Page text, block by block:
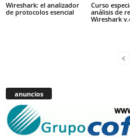
Wireshark: el analizador
de protocolos esencial
Curso
análisis de
Wireshark
anuncios